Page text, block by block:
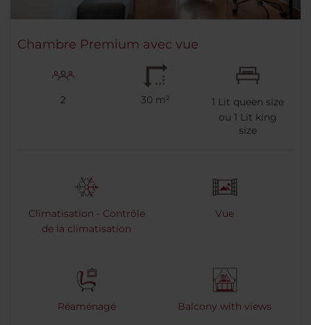
Chambre Premium avec vue
2 30 m² 1 Lit queen size
ou 1 Lit king
size
Climatisation - Contrôle
de la climatisation
Vue
Réaménagé Balcony with views